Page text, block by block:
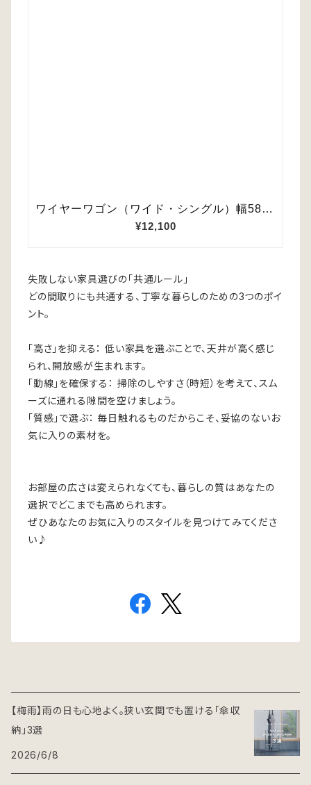
失敗しない家具選びの「共通ルール」
どの間取りにも共通する、丁寧な暮らしのための3つのポイ
ント。
「高さ」を抑える： 低い家具を選ぶことで、天井が高く感じ
られ、開放感が生まれます。
「動線」を確保する： 掃除のしやすさ（時短）を考えて、スム
ーズに通れる隙間を空けましょう。
「質感」で選ぶ： 毎日触れるものだからこそ、妥協のないお
気に入りの素材を。
お部屋の広さは変えられなくても、暮らしの質はあなたの
選択でどこまでも高められます。
ぜひあなたのお気に入りのスタイルを見つけてみてくださ
い♪
【梅雨】雨の日も心地よく。狭い玄関でも置ける「傘収
納」3選
2026/6/8